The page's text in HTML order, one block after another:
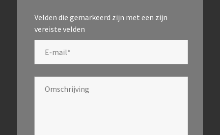
Velden die gemarkeerd zijn met een zijn
vereiste velden